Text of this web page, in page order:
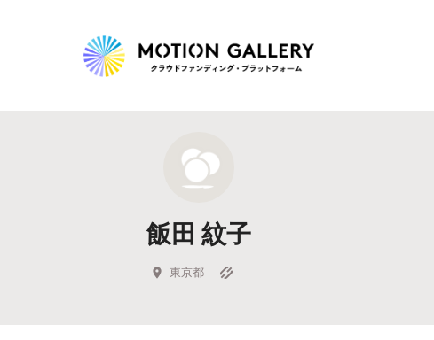
新着プロジェクト
Feature
キュレーターから探す
飯田 紋子
東京都